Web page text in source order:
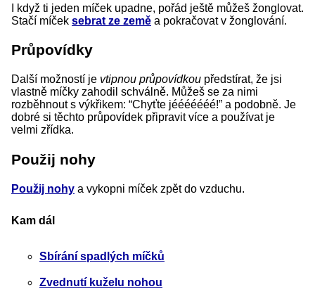
I když ti jeden míček upadne, pořád ještě můžeš žonglovat.
Stačí míček sebrat ze země a pokračovat v žonglování.
Průpovídky
Další možností je vtipnou průpovídkou předstírat, že jsi
vlastně míčky zahodil schválně. Můžeš se za nimi
rozběhnout s výkřikem: “Chyťte jééééééé!” a podobně. Je
dobré si těchto průpovídek připravit více a používat je
velmi zřídka.
Použij nohy
Použij nohy a vykopni míček zpět do vzduchu.
Kam dál
Sbírání spadlých míčků
Zvednutí kuželu nohou